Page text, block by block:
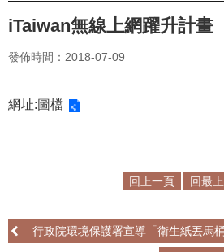
使
命
新
展
覽
iTaiwan無線上網躍升計畫
發佈時間：2018-07-09
網址:圖檔
回上一頁 回最
行政院環境保護署宣導「衛生紙丟馬桶